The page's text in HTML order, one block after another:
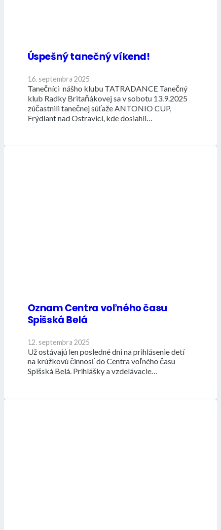
Úspešný tanečný víkend!
16. septembra 2025
Tanečníci nášho klubu TATRADANCE Tanečný
klub Radky Britaňákovej sa v sobotu 13.9.2025
zúčastnili tanečnej súťaže ANTONIO CUP,
Frýdlant nad Ostravicí, kde dosiahli…
Oznam Centra voľného času
Spišská Belá
12. septembra 2025
Už ostávajú len posledné dni na prihlásenie detí
na krúžkovú činnosť do Centra voľného času
Spišská Belá. Prihlášky a vzdelávacie…